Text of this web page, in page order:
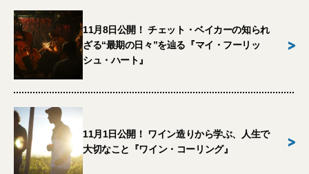
11月8日公開！ チェット・ベイカーの知られ
ざる“最期の日々”を辿る『マイ・フーリッ
シュ・ハート』
>
11月1日公開！ ワイン造りから学ぶ、人生で
大切なこと『ワイン・コーリング』
>